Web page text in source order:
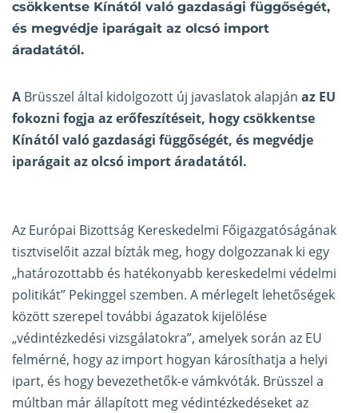
csökkentse Kínától való gazdasági függőségét,
és megvédje iparágait az olcsó import
áradatától.
A Brüsszel által kidolgozott új javaslatok alapján az EU
fokozni fogja az erőfeszítéseit, hogy csökkentse
Kínától való gazdasági függőségét, és megvédje
iparágait az olcsó import áradatától.
Az Európai Bizottság Kereskedelmi Főigazgatóságának
tisztviselőit azzal bízták meg, hogy dolgozzanak ki egy
„határozottabb és hatékonyabb kereskedelmi védelmi
politikát” Pekinggel szemben. A mérlegelt lehetőségek
között szerepel további ágazatok kijelölése
„védintézkedési vizsgálatokra”, amelyek során az EU
felmérné, hogy az import hogyan károsíthatja a helyi
ipart, és hogy bevezethetők-e vámkvóták. Brüsszel a
múltban már állapított meg védintézkedéseket az